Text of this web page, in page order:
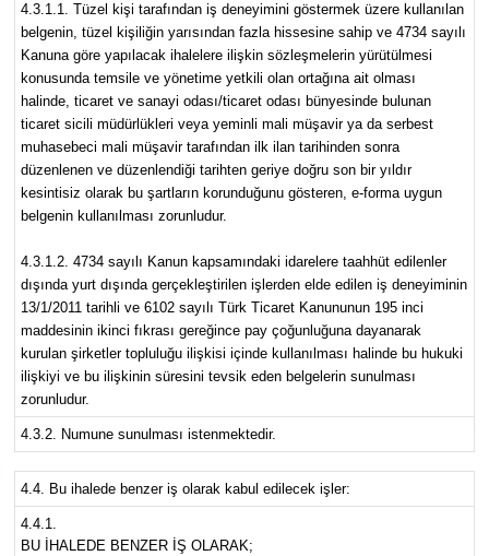
4.3.1.1. Tüzel kişi tarafından iş deneyimini göstermek üzere kullanılan
belgenin, tüzel kişiliğin yarısından fazla hissesine sahip ve 4734 sayılı
Kanuna göre yapılacak ihalelere ilişkin sözleşmelerin yürütülmesi
konusunda temsile ve yönetime yetkili olan ortağına ait olması
halinde, ticaret ve sanayi odası/ticaret odası bünyesinde bulunan
ticaret sicili müdürlükleri veya yeminli mali müşavir ya da serbest
muhasebeci mali müşavir tarafından ilk ilan tarihinden sonra
düzenlenen ve düzenlendiği tarihten geriye doğru son bir yıldır
kesintisiz olarak bu şartların korunduğunu gösteren, e-forma uygun
belgenin kullanılması zorunludur.
4.3.1.2. 4734 sayılı Kanun kapsamındaki idarelere taahhüt edilenler
dışında yurt dışında gerçekleştirilen işlerden elde edilen iş deneyiminin
13/1/2011 tarihli ve 6102 sayılı Türk Ticaret Kanununun 195 inci
maddesinin ikinci fıkrası gereğince pay çoğunluğuna dayanarak
kurulan şirketler topluluğu ilişkisi içinde kullanılması halinde bu hukuki
ilişkiyi ve bu ilişkinin süresini tevsik eden belgelerin sunulması
zorunludur.
4.3.2. Numune sunulması istenmektedir.
4.4. Bu ihalede benzer iş olarak kabul edilecek işler:
4.4.1.
BU İHALEDE BENZER İŞ OLARAK;